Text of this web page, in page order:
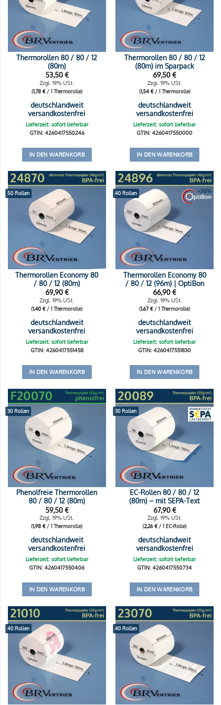
Thermorollen 80 / 80 / 12
(80m)
53,50€
Zzgl. 19% USt.
(1,78 €/ 1 Thermorolle)
deutschlandweit
versandkostenfrei
Lieferzeit: sofort lieferbar
GTIN: 4260417550246
IN DEN WARENKORB
Thermorollen 80 / 80 / 12
(80m) im Sparpack
69,50€
Zzgl. 19% USt.
(1,54 €/ 1 Thermorolle)
deutschlandweit
versandkostenfrei
Lieferzeit: sofort lieferbar
GTIN: 4260417550000
IN DEN WARENKORB
50 Rollen
Thermorollen Economy 80
/ 80 / 12 (80m)
69,90€
Zzgl. 19% USt.
(1,40€ / 1 Thermorolle)
deutschlandweit
versandkostenfrei
Lieferzeit: sofort lieferbar
GTIN: 4260417551458
IN DEN WARENKORB
40 Rollen
Thermorollen Economy 80
/ 80 / 12 (96m) | OptiBon
66,90€
Zzgl. 19% USt.
(1,67€ / 1 Thermorolle)
deutschlandweit
versandkostenfrei
Lieferzeit: sofort lieferbar
GTIN: 4260417551830
IN DEN WARENKORB
30 Rollen
Phenolfreie Thermorollen
80 / 80 / 12 (80m)
59,50€
Zzgl. 19% USt.
(1,98€ / 1 Thermorolle)
deutschlandweit
versandkostenfrei
Lieferzeit: sofort lieferbar
GTIN: 4260417550406
IN DEN WARENKORB
30 Rollen
EC-Rollen 80 / 80 / 12
(80m) – mit SEPA-Text
67,90€
Zzgl. 19% USt.
(2,26€ / 1 EC-Rolle)
deutschlandweit
versandkostenfrei
Lieferzeit: sofort lieferbar
GTIN: 4260417550734
IN DEN WARENKORB
40 Rollen 40 Rollen